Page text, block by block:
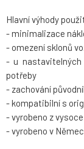
Hlavní výhody
- minimalizace
- omezení sklonů
- u
potřeby
- zachování
- kompatibilní s
- vyrobeno z
- vyrobeno v